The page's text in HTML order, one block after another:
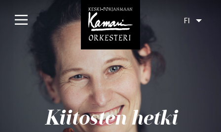
Konsertit
Menneet
FI
Kiitosten hetki